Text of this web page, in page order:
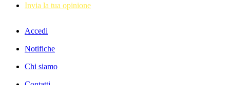
Invia la tua opinione
Accedi
Notifiche
Chi siamo